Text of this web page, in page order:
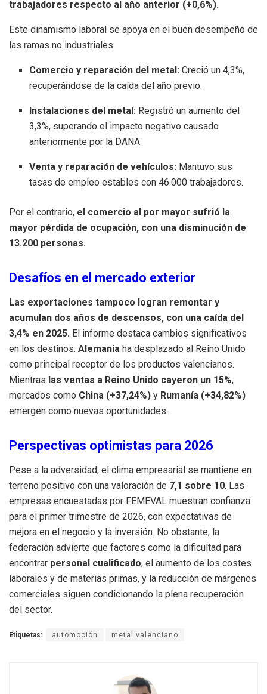
trabajadores respecto al año anterior (+0,6%).
Este dinamismo laboral se apoya en el buen desempeño de
las ramas no industriales:
Comercio y reparación del metal: Creció un 4,3%,
recuperándose de la caída del año previo.
Instalaciones del metal: Registró un aumento del
3,3%, superando el impacto negativo causado
anteriormente por la DANA.
Venta y reparación de vehículos: Mantuvo sus
tasas de empleo estables con 46.000 trabajadores.
Por el contrario, el comercio al por mayor sufrió la
mayor pérdida de ocupación, con una disminución de
13.200 personas.
Desafíos en el mercado exterior
Las exportaciones tampoco logran remontar y
acumulan dos años de descensos, con una caída del
3,4% en 2025. El informe destaca cambios significativos
en los destinos: Alemania ha desplazado al Reino Unido
como principal receptor de los productos valencianos.
Mientras las ventas a Reino Unido cayeron un 15%,
mercados como China (+37,24%) y Rumanía (+34,82%)
emergen como nuevas oportunidades.
Perspectivas optimistas para 2026
Pese a la adversidad, el clima empresarial se mantiene en
terreno positivo con una valoración de 7,1 sobre 10. Las
empresas encuestadas por FEMEVAL muestran confianza
para el primer trimestre de 2026, con expectativas de
mejora en el negocio y la inversión. No obstante, la
federación advierte que factores como la dificultad para
encontrar personal cualificado, el aumento de los costes
laborales y de materias primas, y la reducción de márgenes
comerciales siguen condicionando la plena recuperación
del sector.
Etiquetas: automoción metal valenciano